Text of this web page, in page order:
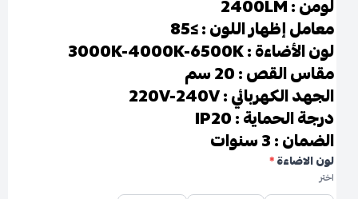
لومن : 2400LM
معامل إظهار اللون : ≥85
لون الأضاءة : 3000K-4000K-6500K
مقاس القص : 20 سم
الجهد الكهربائي : 220V-240V
درجة الحماية : IP20
الضمان : 3 سنوات
لون الاضاءة*